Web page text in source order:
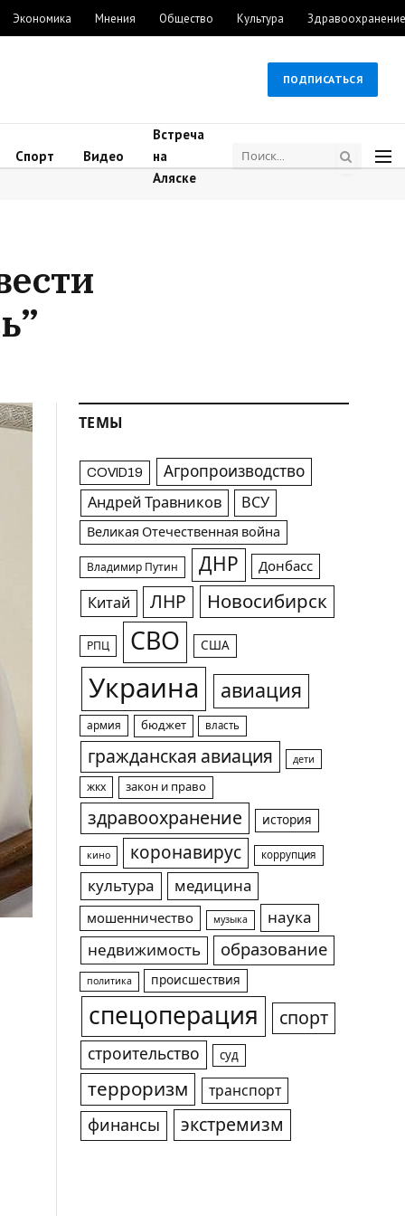
Экономика Мнения Общество Культура Здравоохранение
ПОДПИСАТЬСЯ
Спорт Видео
Встреча
на
Аляске
ТЕМЫ
COVID19 Агропроизводство
Андрей Травников ВСУ
Великая Отечественная война
Владимир Путин ДНР Донбасс
Китай ЛНР Новосибирск
РПЦ СВО США
Украина авиация
армия бюджет власть
гражданская авиация дети
жкх закон и право
здравоохранение история
кино коронавирус коррупция
культура медицина
мошенничество музыка
наука
недвижимость
образование
политика происшествия
спецоперация спорт
строительство суд
терроризм транспорт
финансы экстремизм